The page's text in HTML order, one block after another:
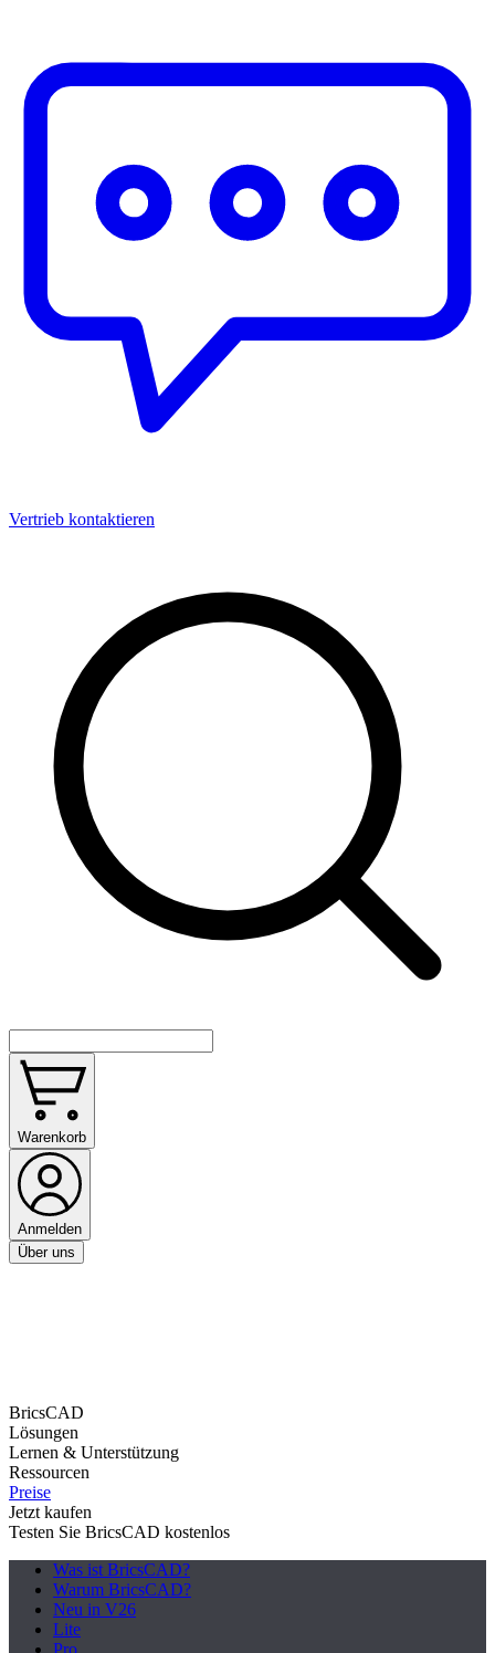
Vertrieb kontaktieren
Warenkorb
Anmelden
Über uns
BricsCAD
Lösungen
Lernen & Unterstützung
Ressourcen
Preise
Jetzt kaufen
Testen Sie BricsCAD kostenlos
Was ist BricsCAD?
Warum BricsCAD?
Neu in V26
Lite
Pro